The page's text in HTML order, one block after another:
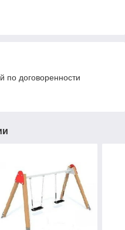
по договоренности